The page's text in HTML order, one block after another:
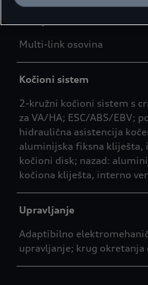
Multi-link osovina
Kočioni sistem
2-kružni kočioni sistem s
za VA/HA; ESC/ABS/EBV;
hidraulična asistencija
aluminijska fiksna kliješta,
kočioni disk; nazad:
kočiona kliješta, interno
Upravljanje
Adaptibilno
upravljanje; krug okretanja